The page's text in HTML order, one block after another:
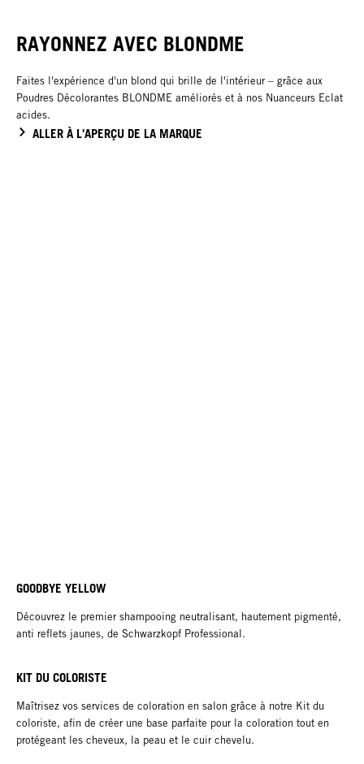
RAYONNEZ AVEC BLONDME
Faites l'expérience d'un blond qui brille de l'intérieur – grâce aux
Poudres Décolorantes BLONDME améliorés et à nos Nuanceurs Eclat
acides.
ALLER À L'APERÇU DE LA MARQUE
GOODBYE YELLOW
Découvrez le premier shampooing neutralisant, hautement pigmenté,
anti reflets jaunes, de Schwarzkopf Professional.
KIT DU COLORISTE
Maîtrisez vos services de coloration en salon grâce à notre Kit du
coloriste, afin de créer une base parfaite pour la coloration tout en
protégeant les cheveux, la peau et le cuir chevelu.